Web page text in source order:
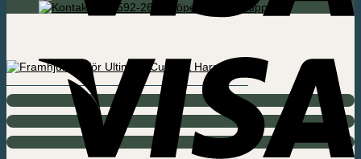
085-592-2695 Köpenhamn / Support